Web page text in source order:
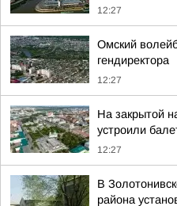
12:27
Омский
гендиректора
12:27
На закрытой
устроили
12:27
В
района